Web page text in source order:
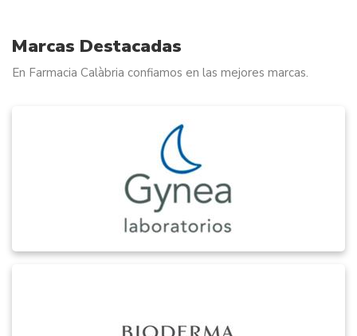
Marcas Destacadas
En Farmacia Calàbria confiamos en las mejores marcas.